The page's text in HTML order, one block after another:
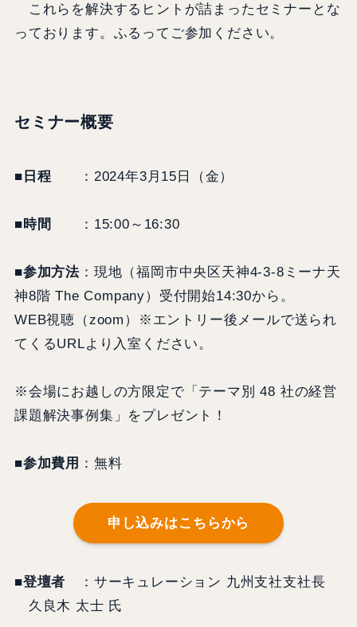
これらを解決するヒントが詰まったセミナーとな
っております。ふるってご参加ください。
セミナー概要
■日程 ：2024年3月15日（金）
■時間 ：15:00～16:30
■参加方法：現地（福岡市中央区天神4-3-8ミーナ天
神8階 The Company）受付開始14:30から。
WEB視聴（zoom）※エントリー後メールで送られ
てくるURLより入室ください。
※会場にお越しの方限定で「テーマ別 48 社の経営
課題解決事例集」をプレゼント！
■参加費用 ：無料
申し込みはこちらから
■登壇者 ：サーキュレーション 九州支社支社長
久良木 太士 氏